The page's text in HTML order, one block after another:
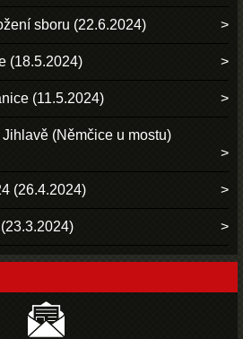
sboru (22.6.2024)
(18.5.2024)
(11.5.2024)
(Němčice u mostu)
(26.4.2024)